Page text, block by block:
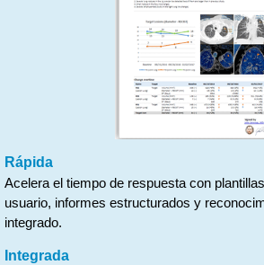
Rápida
Acelera el tiempo de respuesta con
usuario, informes estructurados y
integrado.
Integrada